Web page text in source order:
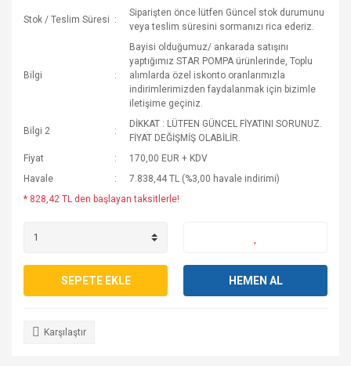
Stok / Teslim Süresi
Siparişten önce lütfen Güncel stok durumunu
veya teslim süresini sormanızı rica ederiz.
Bilgi
Bayisi olduğumuz/ ankarada satışını
yaptığımız STAR POMPA ürünlerinde, Toplu
alımlarda özel iskonto oranlarımızla
indirimlerimizden faydalanmak için bizimle
iletişime geçiniz.
Bilgi 2
DİKKAT : LÜTFEN GÜNCEL FİYATINI SORUNUZ.
FİYAT DEĞİŞMİŞ OLABİLİR.
Fiyat
170,00 EUR + KDV
Havale
7.838,44 TL (%3,00 havale indirimi)
* 828,42 TL den başlayan taksitlerle!
SEPETE EKLE HEMEN AL
Karşılaştır